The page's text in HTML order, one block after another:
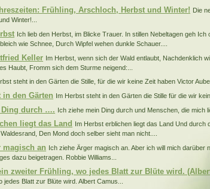
Frühling, Arschloch, Herbst und Winter! Die
Winter!...
Ich lieb den Herbst, im Blicke Trauer. In stillen Nebeltagen geh
wie Schnee, Durch Wipfel wehen dunkle Schauer....
Keller Im Herbst, wenn sich der Wald entlaubt, Nachdenklich
Haubt, Fromm sich dem Sturme neigend:...
steht in den Gärten die Stille, für die wir keine Zeit haben Victor
in den Gärten Im Herbst steht in den Gärten die Stille für die wir
Ding durch …. Ich ziehe mein Ding durch und Menschen, die mich
liegt das Land
Im Herbst erblichen liegt das Land Und durch
Den Mond doch selber sieht man nicht....
magisch an Ich ziehe Ärger magisch an. Aber ich will mich darüber
dazu beigetragen. Robbie Williams...
zweiter Frühling, wo jedes Blatt zur Blüte wird.
jedes Blatt zur Blüte wird. Albert Camus...